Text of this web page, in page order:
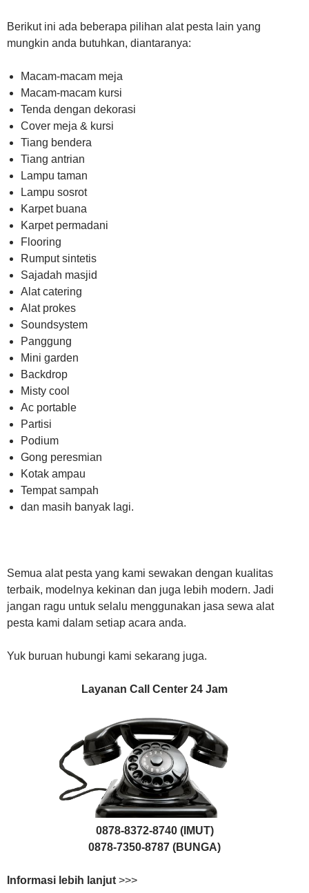
Berikut ini ada beberapa pilihan alat pesta lain yang
mungkin anda butuhkan, diantaranya:
Macam-macam meja
Macam-macam kursi
Tenda dengan dekorasi
Cover meja & kursi
Tiang bendera
Tiang antrian
Lampu taman
Lampu sosrot
Karpet buana
Karpet permadani
Flooring
Rumput sintetis
Sajadah masjid
Alat catering
Alat prokes
Soundsystem
Panggung
Mini garden
Backdrop
Misty cool
Ac portable
Partisi
Podium
Gong peresmian
Kotak ampau
Tempat sampah
dan masih banyak lagi.
Semua alat pesta yang kami sewakan dengan kualitas
terbaik, modelnya kekinan dan juga lebih modern. Jadi
jangan ragu untuk selalu menggunakan jasa sewa alat
pesta kami dalam setiap acara anda.
Yuk buruan hubungi kami sekarang juga.
Layanan Call Center 24 Jam
0878-8372-8740 (IMUT)
0878-7350-8787 (BUNGA)
Informasi lebih lanjut >>>